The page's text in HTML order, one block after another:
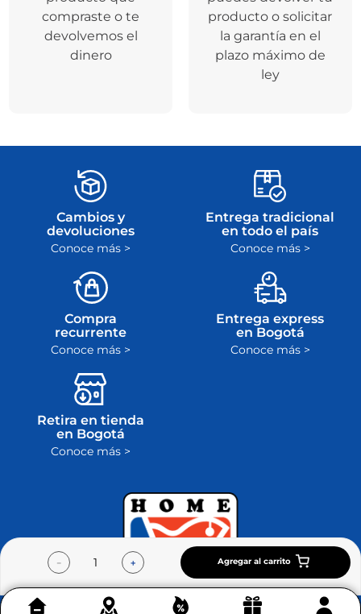
＋
－ Agregar al carrito
compraste o te
devolvemos el
dinero
producto o solicitar
la garantía en el
plazo máximo de
ley
Cambios y
devoluciones
Conoce más >
Entrega tradicional
en todo el país
Conoce más >
Compra
recurrente
Conoce más >
Entrega express
en Bogotá
Conoce más >
Retira en tienda
en Bogotá
Conoce más >